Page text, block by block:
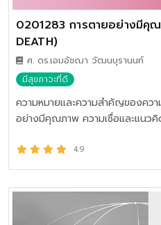
0201283 การตายอย่างมีคุ
DEATH)
ศ. ดร.เอมอัชฌา วัฒนบุรานนท์
มีสุขภาวะที่ดี
ความหมายและความสำคัญของควา
อย่างมีคุณภาพ ความเชื่อและแนวคิ
การตายอย่างมีคุณภาพ พิธีกรรมแ
ตาย การจัดการกับอารมณ์ในการเ
4.9